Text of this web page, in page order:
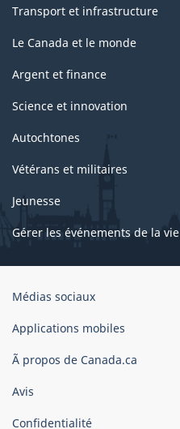
Transport et infrastructure
Le Canada et le monde
Argent et finance
Science et innovation
Autochtones
Vétérans et militaires
Jeunesse
Gérer les événements de la vie
Organisation
gouvernement
Canada
Médias sociaux
Applications mobiles
Ã propos de Canada.ca
Avis
Confidentialité